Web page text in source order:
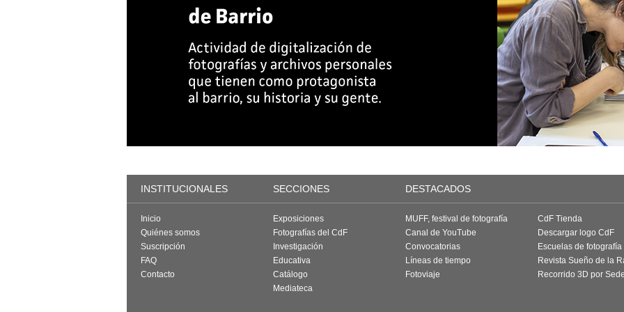
INSTITUCIONALES SECCIONES DESTACADOS
Inicio
Quiénes somos
Suscripción
FAQ
Contacto
Exposiciones
Fotografías del CdF
Investigación
Educativa
Catálogo
Mediateca
MUFF, festival de fotografía
Canal de YouTube
Convocatorias
Líneas de tiempo
Fotoviaje
CdF Tienda
Descargar logo CdF
Escuelas de fotografía
Revista Sueño de la
Recorrido 3D por